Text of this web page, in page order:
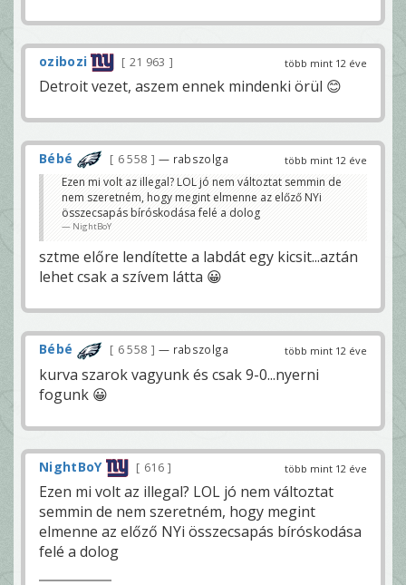
több mint 12 éve
ozibozi 21 963
Detroit vezet, aszem ennek mindenki örül 😊
több mint 12 éve
Bébé 6 558 — rabszolga
Ezen mi volt az illegal? LOL jó nem változtat semmin de
nem szeretném, hogy megint elmenne az előző NYi
összecsapás bíróskodása felé a dolog
NightBoY
sztme előre lendítette a labdát egy kicsit...aztán
lehet csak a szívem látta 😀
több mint 12 éve
Bébé 6 558 — rabszolga
kurva szarok vagyunk és csak 9-0...nyerni
fogunk 😀
több mint 12 éve
NightBoY 616
Ezen mi volt az illegal? LOL jó nem változtat
semmin de nem szeretném, hogy megint
elmenne az előző NYi összecsapás bíróskodása
felé a dolog